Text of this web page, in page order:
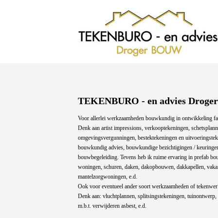
TEKENBURO - en advies
Voor allerlei werkzaamheden bouwkundig in ontwikkeling
Denk aan artist impressions, verkooptekeningen,
omgevingsvergunningen, bestektekeningen en
bouwkundig advies, bouwkundige bezichtigingen /
bouwbegeleiding. Tevens heb ik ruime ervaring in prefab
woningen, schuren, daken, dakopbouwen, dakkapellen,
mantelzorgwoningen, e.d.
Ook voor eventueel ander soort werkzaamheden of
Denk aan: vluchtplannen, splitsingstekeningen, tuinontwerp,
m.b.t. verwijderen asbest, e.d.